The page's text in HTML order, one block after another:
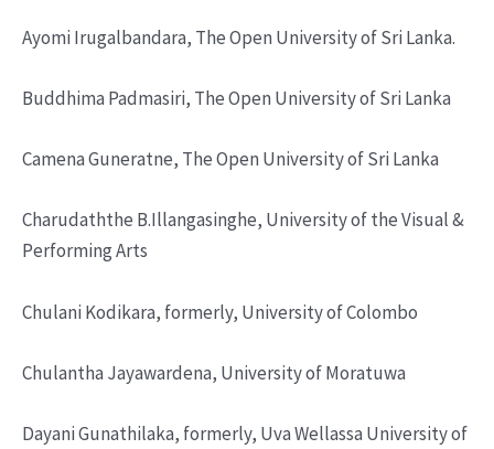
Ayomi Irugalbandara, The Open University of Sri Lanka.
Buddhima Padmasiri, The Open University of Sri Lanka
Camena Guneratne, The Open University of Sri Lanka
Charudaththe B.Illangasinghe, University of the Visual &
Performing Arts
Chulani Kodikara, formerly, University of Colombo
Chulantha Jayawardena, University of Moratuwa
Dayani Gunathilaka, formerly, Uva Wellassa University of